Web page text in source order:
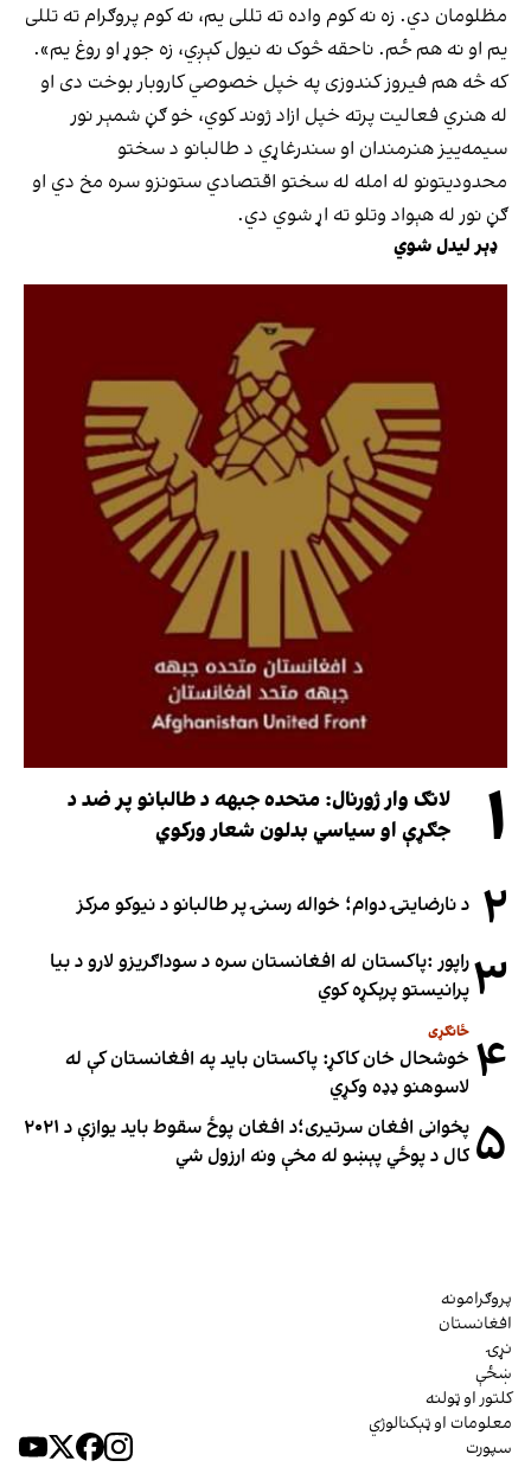
مظلومان دي. زه نه کوم واده ته تللی یم، نه کوم پروګرام ته تللی
یم او نه هم ځم. ناحقه څوک نه نیول کېږي، زه جوړ او روغ یم».
که څه هم فیروز کندوزی په خپل خصوصي کاروبار بوخت دی او
له هنري فعالیت پرته خپل ازاد ژوند کوي، خو ګڼ شمېر نور
سیمه‌ییز هنرمندان او سندرغاړي د طالبانو د سختو
محدودیتونو له امله له سختو اقتصادي ستونزو سره مخ دي او
ګڼ نور له هېواد وتلو ته اړ شوي دي.
ډېر لیدل شوي
۱
لانګ وار ژورنال: متحده جبهه د طالبانو پر ضد د
جګړې او سیاسي بدلون شعار ورکوي
۲ د نارضایتۍ دوام؛ خواله رسنۍ پر طالبانو د نیوکو مرکز
۳راپور :پاکستان له افغانستان سره د سوداګریزو لارو د بیا
پرانیستو پرېکړه کوي
۴ ځانګړی
خوشحال خان کاکړ: پاکستان بايد په افغانستان کې له
لاسوهنو ډډه وکړي
۵
پخوانی افغان سرتیری؛د افغان پوځ سقوط باید یوازې د ۲۰۲۱
کال د پوځي پېښو له مخې ونه ارزول شي
پروګرامونه
افغانستان
نړۍ
ښځې
کلتور او ټولنه
معلومات او ټېکنالوژي
سپورت